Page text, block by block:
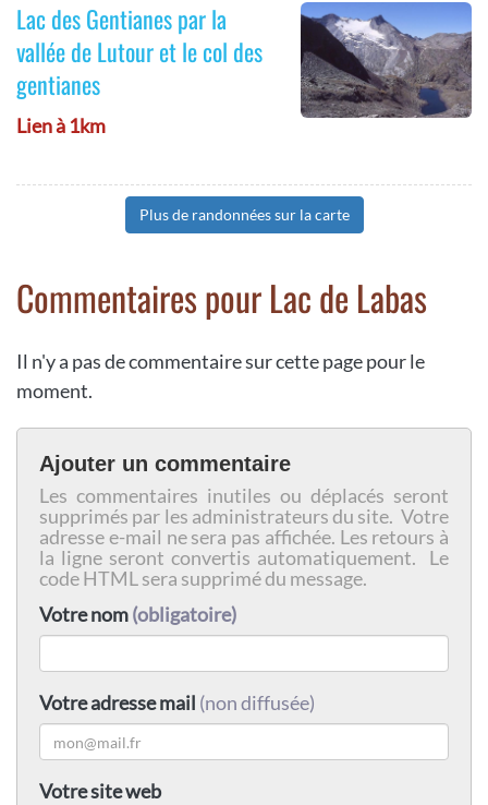
Lac des Gentianes par la
vallée de Lutour et le col des
gentianes
Lien à 1km
Plus de randonnées sur la carte
Commentaires pour Lac de Labas
Il n'y a pas de commentaire sur cette page pour le
moment.
Ajouter un commentaire
Les commentaires inutiles ou déplacés seront
supprimés par les administrateurs du site. Votre
adresse e-mail ne sera pas affichée. Les retours à
la ligne seront convertis automatiquement. Le
code HTML sera supprimé du message.
Votre nom(obligatoire)
Votre adresse mail (non diffusée)
Votre site web